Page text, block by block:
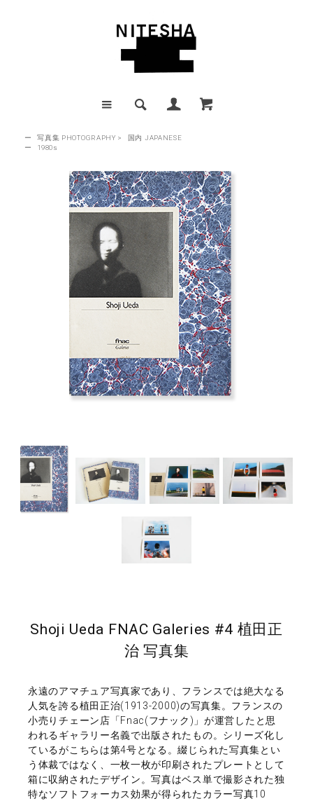
ー 写真集 PHOTOGRAPHY >
国内 JAPANESE
ー
1980s
Shoji Ueda FNAC Galeries #4 植田正
治 写真集
永遠のアマチュア写真家であり、フランスでは絶大なる
人気を誇る植田正治(1913-2000)の写真集。フランスの
小売りチェーン店「Fnac(フナック)」が運営したと思
われるギャラリー名義で出版されたもの。シリーズ化し
ているがこちらは第4号となる。綴じられた写真集とい
う体裁ではなく、一枚一枚が印刷されたプレートとして
箱に収納されたデザイン。写真はベス単で撮影された独
特なソフトフォーカス効果が得られたカラー写真10